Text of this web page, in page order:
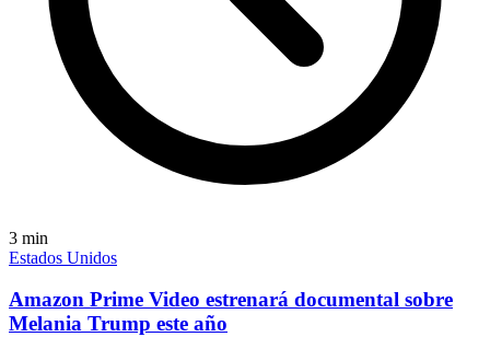
3 min
Estados Unidos
Amazon Prime Video estrenará documental sobre
Melania Trump este año